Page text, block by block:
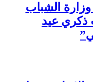
الشباب
ذكري عيد